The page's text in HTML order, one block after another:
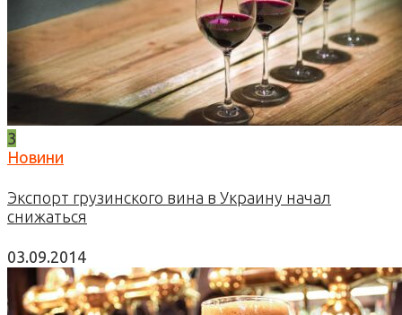
3
Новини
Экспорт грузинского вина в Украину начал
снижаться
03.09.2014